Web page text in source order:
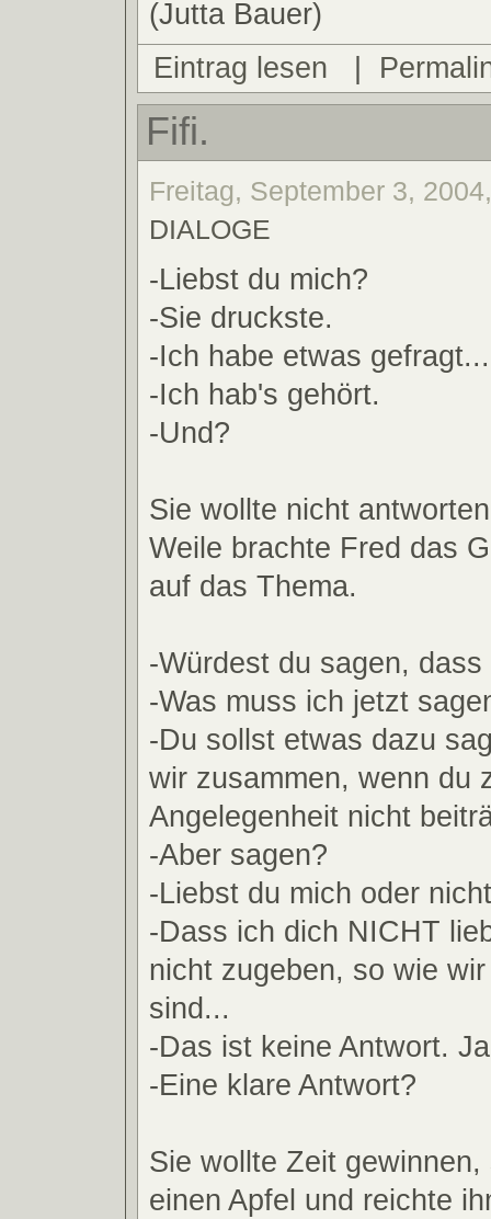
(Jutta Bauer)
Eintrag lesen
|
Fifi.
Freitag, September 3,
DIALOGE
-Liebst du mich?
-Sie druckste.
-Ich habe etwas
-Ich hab's gehört.
-Und?
Sie wollte nicht
Weile brachte Fred das
auf das Thema.
-Würdest du sagen,
-Was muss ich jetzt
-Du sollst etwas dazu
wir zusammen, wenn du
Angelegenheit nicht
-Aber sagen?
-Liebst du mich oder
-Dass ich dich NICHT
nicht zugeben, so wie
sind...
-Das ist keine Antwort.
-Eine klare Antwort?
Sie wollte Zeit
einen Apfel und reichte